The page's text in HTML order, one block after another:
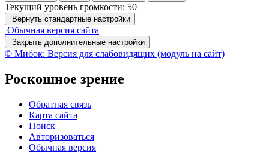
Текущий уровень громкости: 50
Вернуть стандартные настройки
Обычная версия сайта
Закрыть дополнительные настройки
© Мибок: Версия для слабовидящих (модуль на сайт)
Роскошное зрение
Обратная связь
Карта сайта
Поиск
Авторизоваться
Обычная версия